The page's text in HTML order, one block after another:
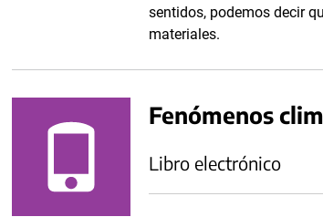
sentidos, podemos decir
materiales.
Fenómenos
Libro electrónico